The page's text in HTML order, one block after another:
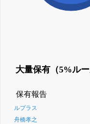
大量保有（5%ルー
保有報告
ルプラス
舟橋孝之